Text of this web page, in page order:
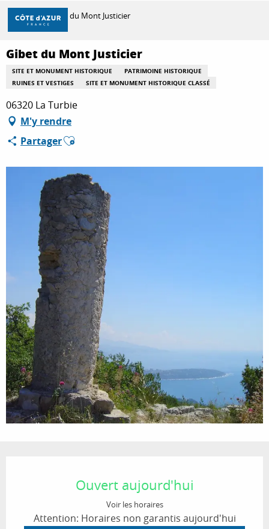
Aller
contenu
principal
DÉCOUVRIR
À FAIRE
SÉJOURNER
Accueil Gibet du Mont Justicier
Gibet du Mont Justicier
SITE ET MONUMENT HISTORIQUE
PATRIMOINE HISTORIQUE
RUINES ET VESTIGES
SITE ET MONUMENT HISTORIQUE CLASSÉ
06320 La Turbie
M'y rendre
PartagerAjouter aux favoris
Ouvert aujourd'hui
Voir les horaires
Attention: Horaires non garantis aujourd'hui